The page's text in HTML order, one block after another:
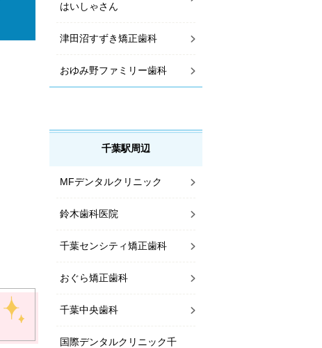
はいしゃさん
津田沼すずき矯正歯科
おゆみ野ファミリー歯科
千葉駅周辺
MFデンタルクリニック
鈴木歯科医院
千葉センシティ矯正歯科
おぐら矯正歯科
千葉中央歯科
国際デンタルクリニック千